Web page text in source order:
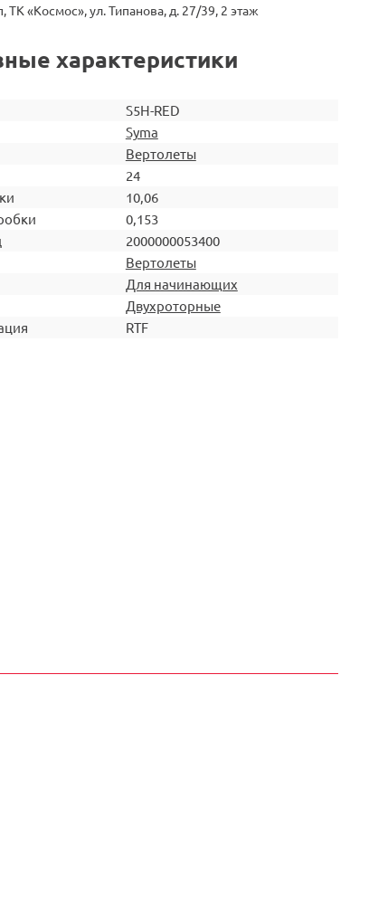
ТК «Космос», ул. Типанова, д. 27/39, 2 этаж
характеристики
S5H-RED
Syma
Вертолеты
24
10,06
0,153
2000000053400
Вертолеты
Для начинающих
Двухроторные
RTF